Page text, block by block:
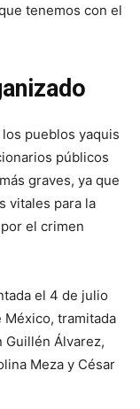
tenemos con el
pueblos yaquis
públicos
graves, ya que
vitales para la
el crimen
el 4 de julio
México, tramitada
Guillén Álvarez,
Meza y César